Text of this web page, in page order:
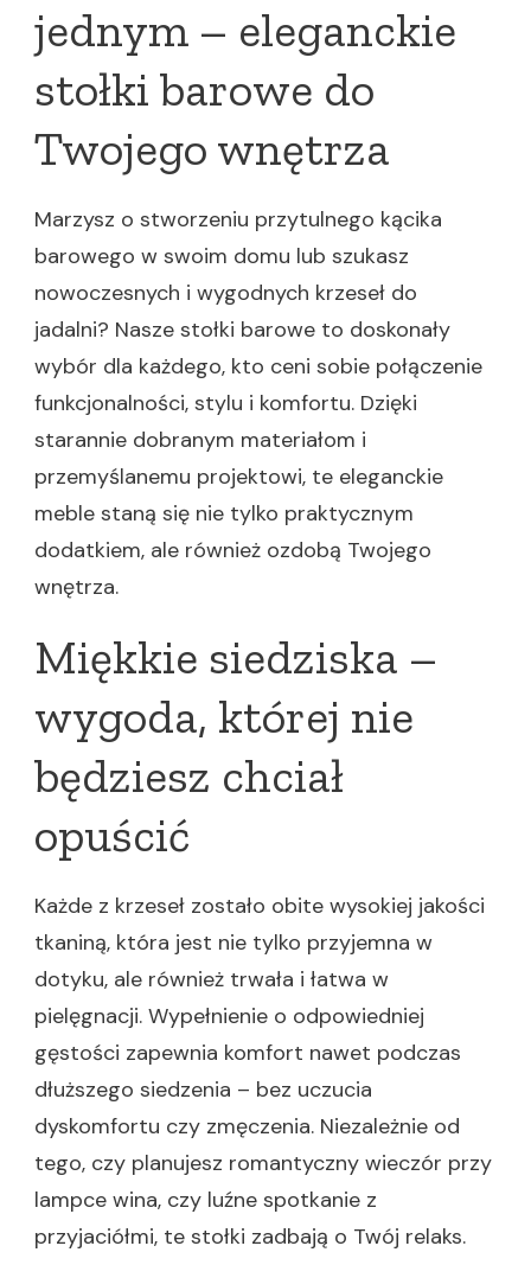
jednym – eleganckie
stołki barowe do
Twojego wnętrza
Marzysz o stworzeniu przytulnego kącika
barowego w swoim domu lub szukasz
nowoczesnych i wygodnych krzeseł do
jadalni? Nasze stołki barowe to doskonały
wybór dla każdego, kto ceni sobie połączenie
funkcjonalności, stylu i komfortu. Dzięki
starannie dobranym materiałom i
przemyślanemu projektowi, te eleganckie
meble staną się nie tylko praktycznym
dodatkiem, ale również ozdobą Twojego
wnętrza.
Miękkie siedziska –
wygoda, której nie
będziesz chciał
opuścić
Każde z krzeseł zostało obite wysokiej jakości
tkaniną, która jest nie tylko przyjemna w
dotyku, ale również trwała i łatwa w
pielęgnacji. Wypełnienie o odpowiedniej
gęstości zapewnia komfort nawet podczas
dłuższego siedzenia – bez uczucia
dyskomfortu czy zmęczenia. Niezależnie od
tego, czy planujesz romantyczny wieczór przy
lampce wina, czy luźne spotkanie z
przyjaciółmi, te stołki zadbają o Twój relaks.